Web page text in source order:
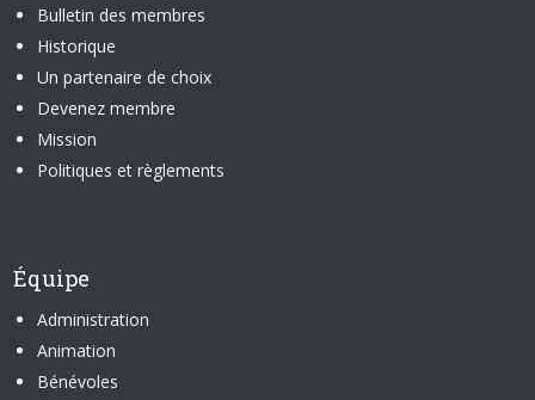
Bulletin des membres
Historique
Un partenaire de choix
Devenez membre
Mission
Politiques et règlements
Équipe
Administration
Animation
Bénévoles